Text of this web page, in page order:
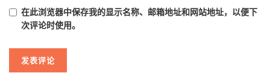
在此浏览器中保存我的显示名称、邮箱地址和网站地址，以便下
次评论时使用。